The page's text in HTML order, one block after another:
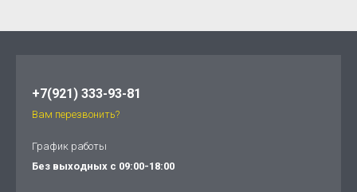
+7(921) 333-93-81
Вам перезвонить?
График работы
Без выходных с 09:00-18:00